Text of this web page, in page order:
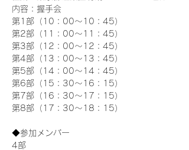
内容：握手会
第1部（10：00～10：45）
第2部（11：00～11：45）
第3部（12：00～12：45）
第4部（13：00～13：45）
第5部（14：00～14：45）
第6部（15：30～16：15）
第7部（16：30～17：15）
第8部（17：30～18：15）
◆参加メンバー
4部